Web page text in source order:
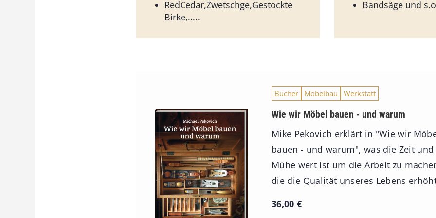
RedCedar,Zwetschge,Gestockte
Birke,.....
Bandsäge und s.o
Bücher Möbelbau Werkstatt
Wie wir Möbel bauen - und warum
Mike Pekovich erklärt in "Wie wir
bauen - und warum", was die Zeit und
Mühe wert ist um die Arbeit zu
die die Qualität unseres Lebens
36,00 €